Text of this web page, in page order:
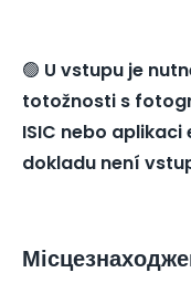
🟢 U vstupu je
totožnosti s
ISIC nebo
dokladu není